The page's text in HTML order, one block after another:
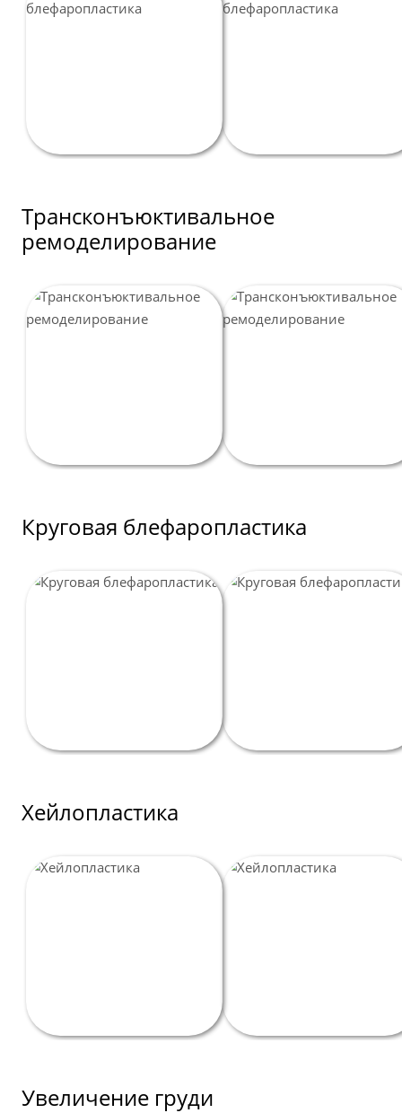
Трансконъюктивальное
ремоделирование
Круговая блефаропластика
Хейлопластика
Увеличение груди